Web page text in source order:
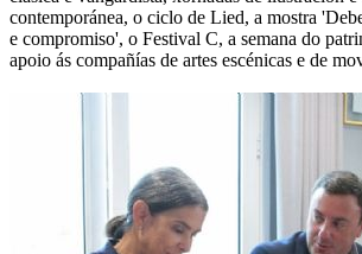
contemporánea, o ciclo de Lied, a mostra
e compromiso', o Festival C, a semana do
apoio ás compañías de artes escénicas e de